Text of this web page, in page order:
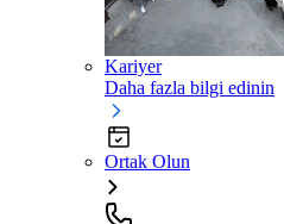
Kariyer
Daha fazla bilgi edinin
Ortak Olun